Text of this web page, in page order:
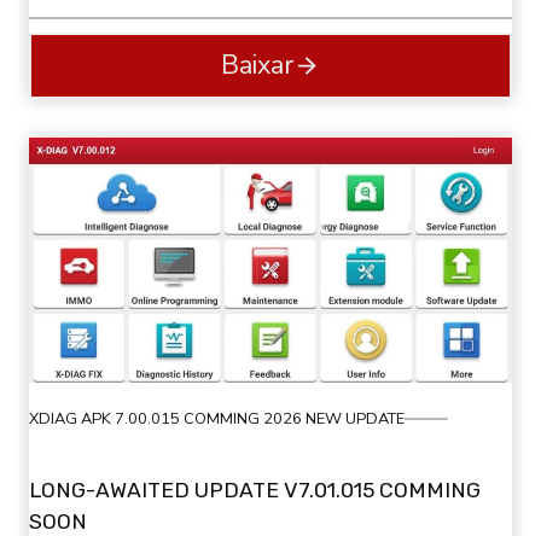
Baixar
XDIAG APK 7.00.015 COMMING 2026 NEW UPDATE
LONG-AWAITED UPDATE V7.01.015 COMMING
SOON